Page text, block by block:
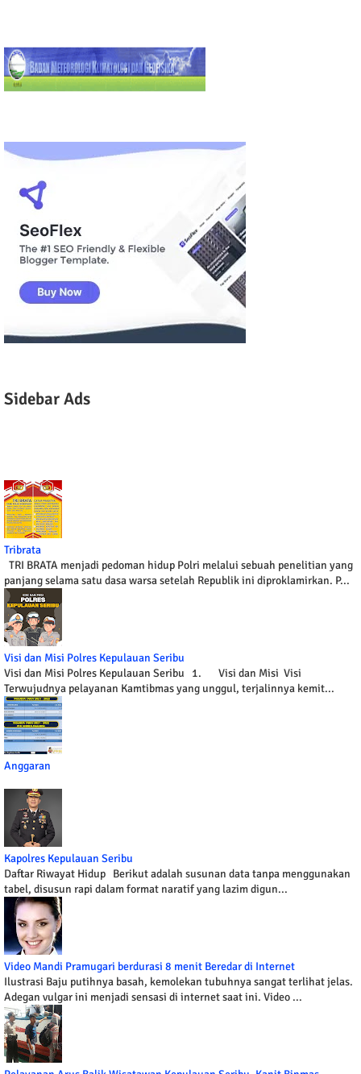
Sidebar Ads
Tribrata
TRI BRATA menjadi pedoman hidup Polri melalui sebuah penelitian yang
panjang selama satu dasa warsa setelah Republik ini diproklamirkan. P...
Visi dan Misi Polres Kepulauan Seribu
Visi dan Misi Polres Kepulauan Seribu 1. Visi dan Misi Visi
Terwujudnya pelayanan Kamtibmas yang unggul, terjalinnya kemit...
Anggaran
Kapolres Kepulauan Seribu
Daftar Riwayat Hidup Berikut adalah susunan data tanpa menggunakan
tabel, disusun rapi dalam format naratif yang lazim digun...
Video Mandi Pramugari berdurasi 8 menit Beredar di Internet
Ilustrasi Baju putihnya basah, kemolekan tubuhnya sangat terlihat jelas.
Adegan vulgar ini menjadi sensasi di internet saat ini. Video ...